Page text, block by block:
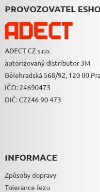
APROVOZOVATEL
ADECT CZ s.r.o.
autorizovaný distributor 3M
Bělehradská 568/92, 120 00
IČO: 24690473
DIČ: CZ246 90 473
INFORMACE
Způsoby dopravy
Tolerance řezu